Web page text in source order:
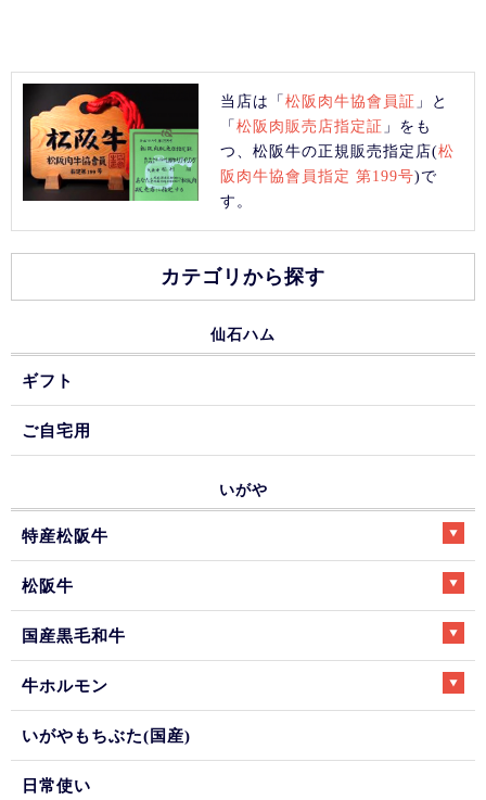
当店は「松阪肉牛協會員証 」と
「松阪肉販売店指定証 」をも
つ、松阪牛の正規販売指定店(松
阪肉牛協會員指定 第199号)で
す。
カテゴリから探す
仙石ハム
ギフト
ご自宅用
いがや
特産松阪牛
松阪牛
国産黒毛和牛
牛ホルモン
いがやもちぶた(国産)
日常使い